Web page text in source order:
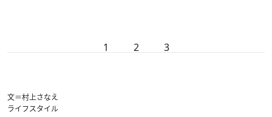
1 2 3
文＝村上さなえ
ライフスタイル